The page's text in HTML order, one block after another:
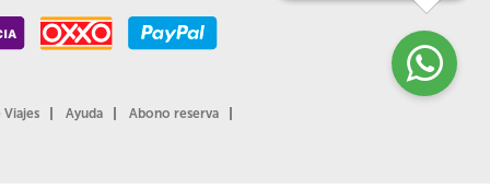
Ayuda
Abono reserva